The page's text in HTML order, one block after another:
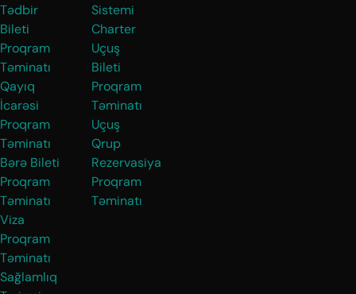
Tədbir
Bileti
Proqram
Təminatı
Qayıq
İcarəsi
Proqram
Təminatı
Bərə Bileti
Proqram
Təminatı
Viza
Proqram
Təminatı
Sağlamlıq
Sistemi
Charter
Uçuş
Bileti
Proqram
Təminatı
Uçuş
Qrup
Rezervasiya
Proqram
Təminatı